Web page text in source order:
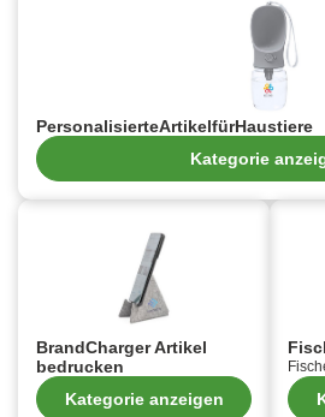
PersonalisierteArtikelfürHaustiere
Kategorie
BrandCharger Artikel
bedrucken
Kategorie anzeigen